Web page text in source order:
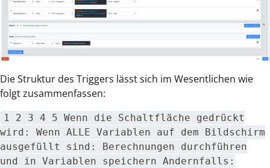
Die Struktur des Triggers lässt sich im Wesentlichen wie
folgt zusammenfassen:
1 2 3 4 5 Wenn die Schaltfläche gedrückt
wird: Wenn ALLE Variablen auf dem Bildschirm
ausgefüllt sind: Berechnungen durchführen
und in Variablen speichern Andernfalls: